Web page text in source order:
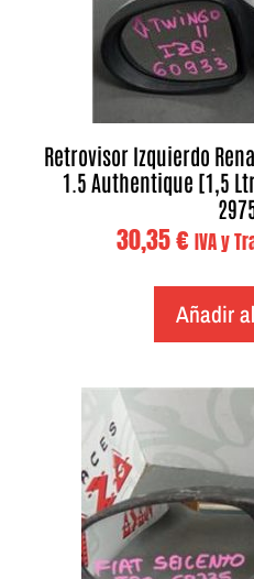
Retrovisor Izquierdo
1.5 Authentique [1,5
30,35€ IVA y
Añadir